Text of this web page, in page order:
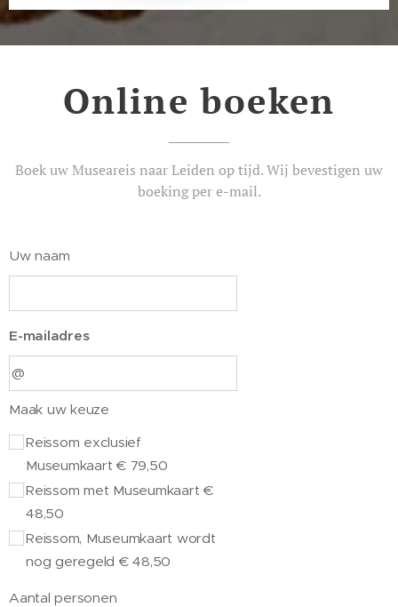
Online boeken
Boek uw Museareis naar Leiden op tijd. Wij bevestigen uw
boeking per e-mail.
Uw naam
E-mailadres
Maak uw keuze
Reissom exclusief
Museumkaart € 79,50
Reissom met Museumkaart €
48,50
Reissom, Museumkaart wordt
nog geregeld € 48,50
Aantal personen